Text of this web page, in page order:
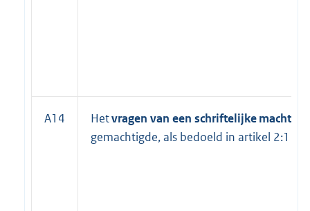
A14 Hetvragen van een schriftelijke
gemachtigde, als bedoeld in artikel 2:1